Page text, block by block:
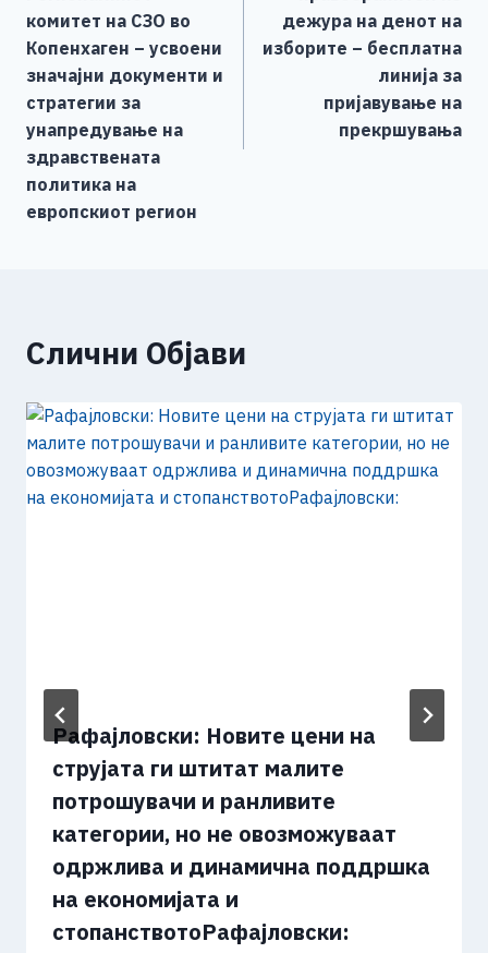
n
k
e
напис
комитет на СЗО во
Копенхаген – усвоени
значајни документи и
стратегии за
унапредување на
здравствената
политика на
европскиот регион
дежура на денот на
изборите – бесплатна
линија за
пријавување на
прекршувања
Слични Објави
Рафајловски: Новите цени на
струјата ги штитат малите
потрошувачи и ранливите
категории, но не овозможуваат
одржлива и динамична поддршка
на економијата и
стопанствотоРафајловски: